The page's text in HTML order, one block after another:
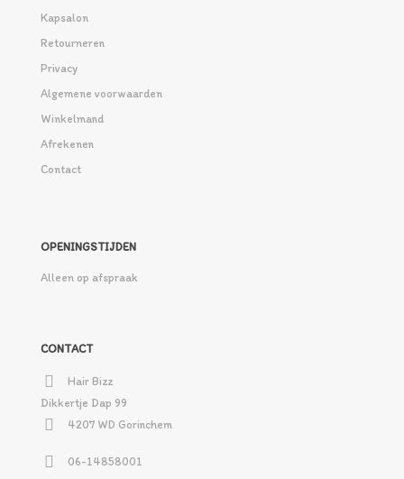
Kapsalon
Retourneren
Privacy
Algemene voorwaarden
Winkelmand
Afrekenen
Contact
OPENINGSTIJDEN
Alleen op afspraak
CONTACT
Hair Bizz
Dikkertje Dap 99
4207 WD Gorinchem
06-14858001